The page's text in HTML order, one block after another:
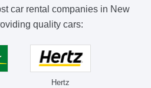
car rental companies in New
quality cars:
Hertz